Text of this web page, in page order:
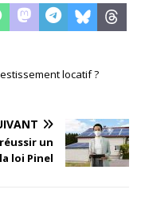
locatif ?
un
loi Pinel